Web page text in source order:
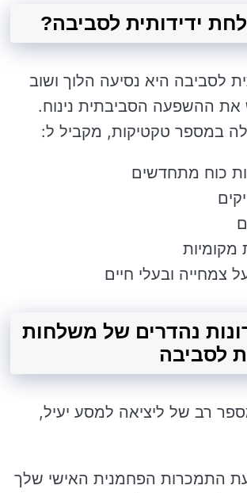
ידידותית לסביבה?
לסביבה היא נסיעה הלוך ושוב
את ההשפעה הסביבתית נינוח.
במספר טקטיקות, מקביל ל:
כוח מתחדשים
מקומיות
צמחייה ובעלי חיים
נהדרים של משלחות
לסביבה
רב של ליציאה למסע יעיל,
התמכרות הפחמנית האישי שלך